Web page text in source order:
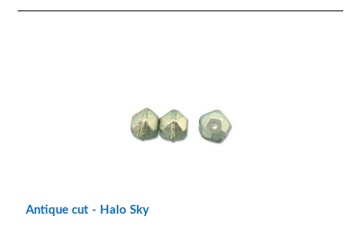
Antique cut - Halo Sky